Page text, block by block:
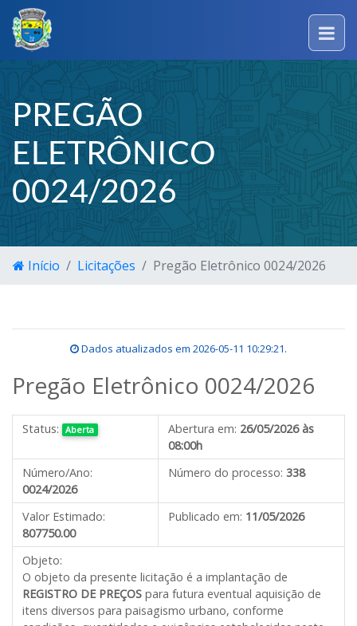
PREGÃO
ELETRÔNICO
0024/2026
Início Licitações Pregão Eletrônico 0024/2026
Dados atualizados em 2026-05-11 10:29:21.
Pregão Eletrônico 0024/2026
Status: Aberta Abertura em: 26/05/2026 às
08:00h
Número/Ano:
0024/2026
Número do processo: 338
Valor Estimado:
807750.00
Publicado em: 11/05/2026
Objeto:
O objeto da presente licitação é a implantação de
REGISTRO DE PREÇOS para futura eventual aquisição de
itens diversos para paisagismo urbano, conforme